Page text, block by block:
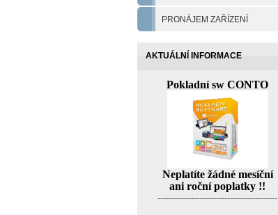
PRONÁJEM ZAŘÍZENÍ
AKTUÁLNÍ INFORMACE
Pokladní sw CONTO
Neplatíte žádné mesíční
ani roční poplatky !!
-------------------------------------------